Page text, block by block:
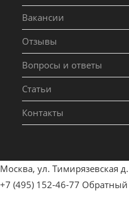
Вакансии
Отзывы
Вопросы и ответы
Статьи
Контакты
Москва, ул. Тимирязевская
+7 (495) 152-46-77 Обратный